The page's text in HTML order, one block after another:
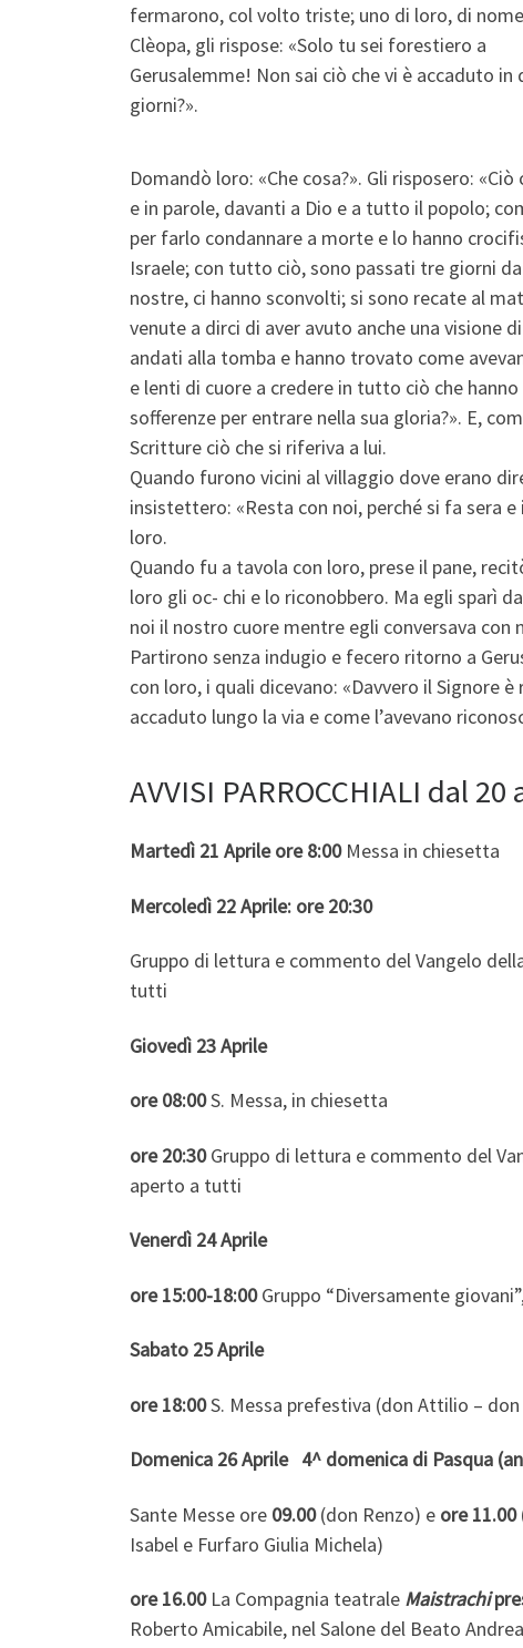
fermarono, col volto triste; uno di loro, di nome
Clèopa, gli rispose: «Solo tu sei forestiero a
Gerusalemme! Non sai ciò che vi è accaduto in
giorni?».
Domandò loro: «Che cosa?». Gli risposero:
e in parole, davanti a Dio e a tutto il popolo;
per farlo condannare a morte e lo hanno
Israele; con tutto ciò, sono passati tre giorni
nostre, ci hanno sconvolti; si sono recate al
venute a dirci di aver avuto anche una visione
andati alla tomba e hanno trovato come
e lenti di cuore a credere in tutto ciò che
sofferenze per entrare nella sua gloria?». E,
Scritture ciò che si riferiva a lui.
Quando furono vicini al villaggio dove erano
insistettero: «Resta con noi, perché si fa sera
loro.
Quando fu a tavola con loro, prese il pane,
loro gli oc- chi e lo riconobbero. Ma egli sparì
noi il nostro cuore mentre egli conversava con
Partirono senza indugio e fecero ritorno a
con loro, i quali dicevano: «Davvero il Signore
accaduto lungo la via e come l’avevano
AVVISI PARROCCHIALI dal
Martedì 21 Aprile ore 8:00Messa in chiesetta
Mercoledì 22 Aprile: ore 20:30
Gruppo di lettura e commento del Vangelo
tutti
Giovedì 23 Aprile
ore 08:00S. Messa, in chiesetta
ore 20:30Gruppo di lettura e commento del
aperto a tutti
Venerdì 24 Aprile
ore 15:00-18:00Gruppo “Diversamente
Sabato 25 Aprile
ore 18:00S. Messa prefestiva (don Attilio –
Domenica 26 Aprile 4^ domenica di Pasqua
Sante Messe ore 09.00(don Renzo) e ore 11.00
Isabel e Furfaro Giulia Michela)
ore 16.00La Compagnia teatrale Maistrachi
Roberto Amicabile, nel Salone del Beato